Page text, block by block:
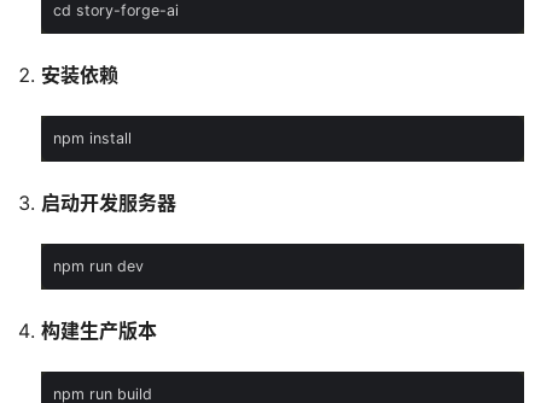
安装依赖
启动开发服务器
构建生产版本